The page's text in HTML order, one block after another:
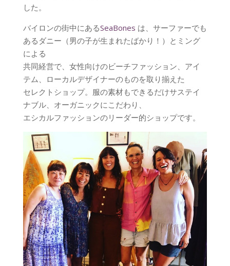
した。
バイロンの街中にあるSeaBones は、サーファーでも
あるダニー（男の子が生まれたばかり！）とミング
による
共同経営で、女性向けのビーチファッション、アイ
テム、ローカルデザイナーのものを取り揃えた
セレクトショップ。服の素材もできるだけサステイ
ナブル、オーガニックにこだわり、
エシカルファッションのリーダー的ショップです。